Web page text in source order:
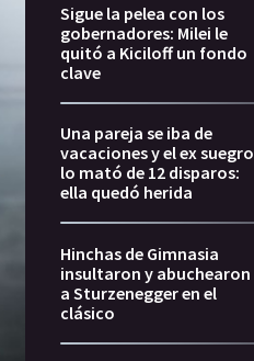
Sigue la pelea con los
gobernadores: Milei le
quitó a Kiciloff un fondo
clave
Una pareja se iba de
vacaciones y el ex suegro
lo mató de 12 disparos:
ella quedó herida
Hinchas de Gimnasia
insultaron y abuchearon
a Sturzenegger en el
clásico